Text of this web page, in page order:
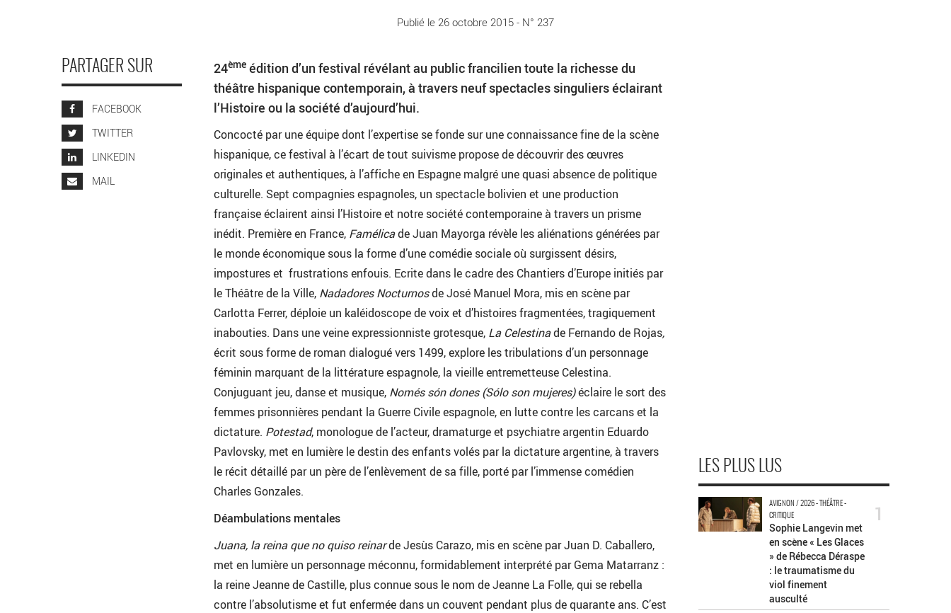
Publié le 26 octobre 2015 - N° 237
PARTAGER SUR
FACEBOOK
TWITTER
LINKEDIN
MAIL
24ème édition d’un festival révélant au public francilien toute la richesse du
théâtre hispanique contemporain, à travers neuf spectacles singuliers éclairant
l’Histoire ou la société d’aujourd’hui.
Concocté par une équipe dont l’expertise se fonde sur une connaissance fine de la scène
hispanique, ce festival à l’écart de tout suivisme propose de découvrir des œuvres
originales et authentiques, à l’affiche en Espagne malgré une quasi absence de politique
culturelle. Sept compagnies espagnoles, un spectacle bolivien et une production
française éclairent ainsi l’Histoire et notre société contemporaine à travers un prisme
inédit. Première en France, Famélicade Juan Mayorga révèle les aliénations générées par
le monde économique sous la forme d’une comédie sociale où surgissent désirs,
impostures et frustrations enfouis. Ecrite dans le cadre des Chantiers d’Europe initiés par
le Théâtre de la Ville, Nadadores Nocturnosde José Manuel Mora, mis en scène par
Carlotta Ferrer, déploie un kaléidoscope de voix et d’histoires fragmentées, tragiquement
inabouties. Dans une veine expressionniste grotesque, La Celestinade Fernando de Rojas,
écrit sous forme de roman dialogué vers 1499,explore les tribulations d’un personnage
féminin marquant de la littérature espagnole, la vieille entremetteuse Celestina.
Conjuguant jeu, danse et musique, Només són dones (Sólo son mujeres)éclaire le sort des
femmes prisonnières pendant la Guerre Civile espagnole, en lutte contre les carcans et la
dictature. Potestad, monologue de l’acteur, dramaturge et psychiatre argentin Eduardo
Pavlovsky, met en lumière le destin des enfants volés par la dictature argentine, à travers
le récit détaillé par un père de l’enlèvement de sa fille, porté par l’immense comédien
Charles Gonzales.
Déambulations mentales
Juana, la reina que no quiso reinarde Jesùs Carazo, mis en scène par Juan D. Caballero,
met en lumière un personnage méconnu, formidablement interprété par Gema Matarranz :
la reine Jeanne de Castille, plus connue sous le nom de Jeanne La Folle, qui se rebella
contre l’absolutisme et fut enfermée dans un couvent pendant plus de quarante ans. C’est
LES PLUS LUS
AVIGNON / 2026 - THÉÂTRE -
CRITIQUE
Sophie Langevin met
en scène « Les Glaces
» de Rébecca Déraspe
: le traumatisme du
viol finement
ausculté
1